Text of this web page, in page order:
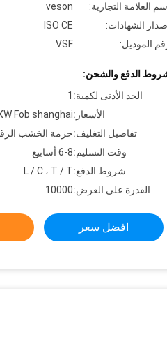
العلامة التجارية:
veson
الشهادات:
ISO CE
الموديل:
VSF
الدفع والشحن:
الحد الأدنى لكمية: 1
الأسعار:Fob shanghai
تفاصيل التغليف:حزمة الخشب
وقت التسليم:6-8 أسابيع
شروط الدفع:L / C ، T / T
القدرة على العرض:10000
افضل سعر